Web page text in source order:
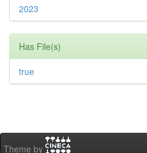
2023
Has File(s)
true
Theme by